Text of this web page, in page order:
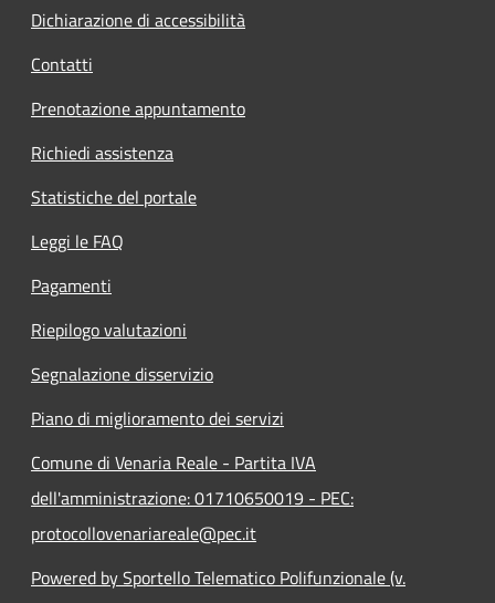
Dichiarazione di accessibilità
Contatti
Prenotazione appuntamento
Richiedi assistenza
Statistiche del portale
Leggi le FAQ
Pagamenti
Riepilogo valutazioni
Segnalazione disservizio
Piano di miglioramento dei servizi
Comune di Venaria Reale - Partita IVA
dell'amministrazione: 01710650019 - PEC:
protocollovenariareale@pec.it
Powered by Sportello Telematico Polifunzionale (v.